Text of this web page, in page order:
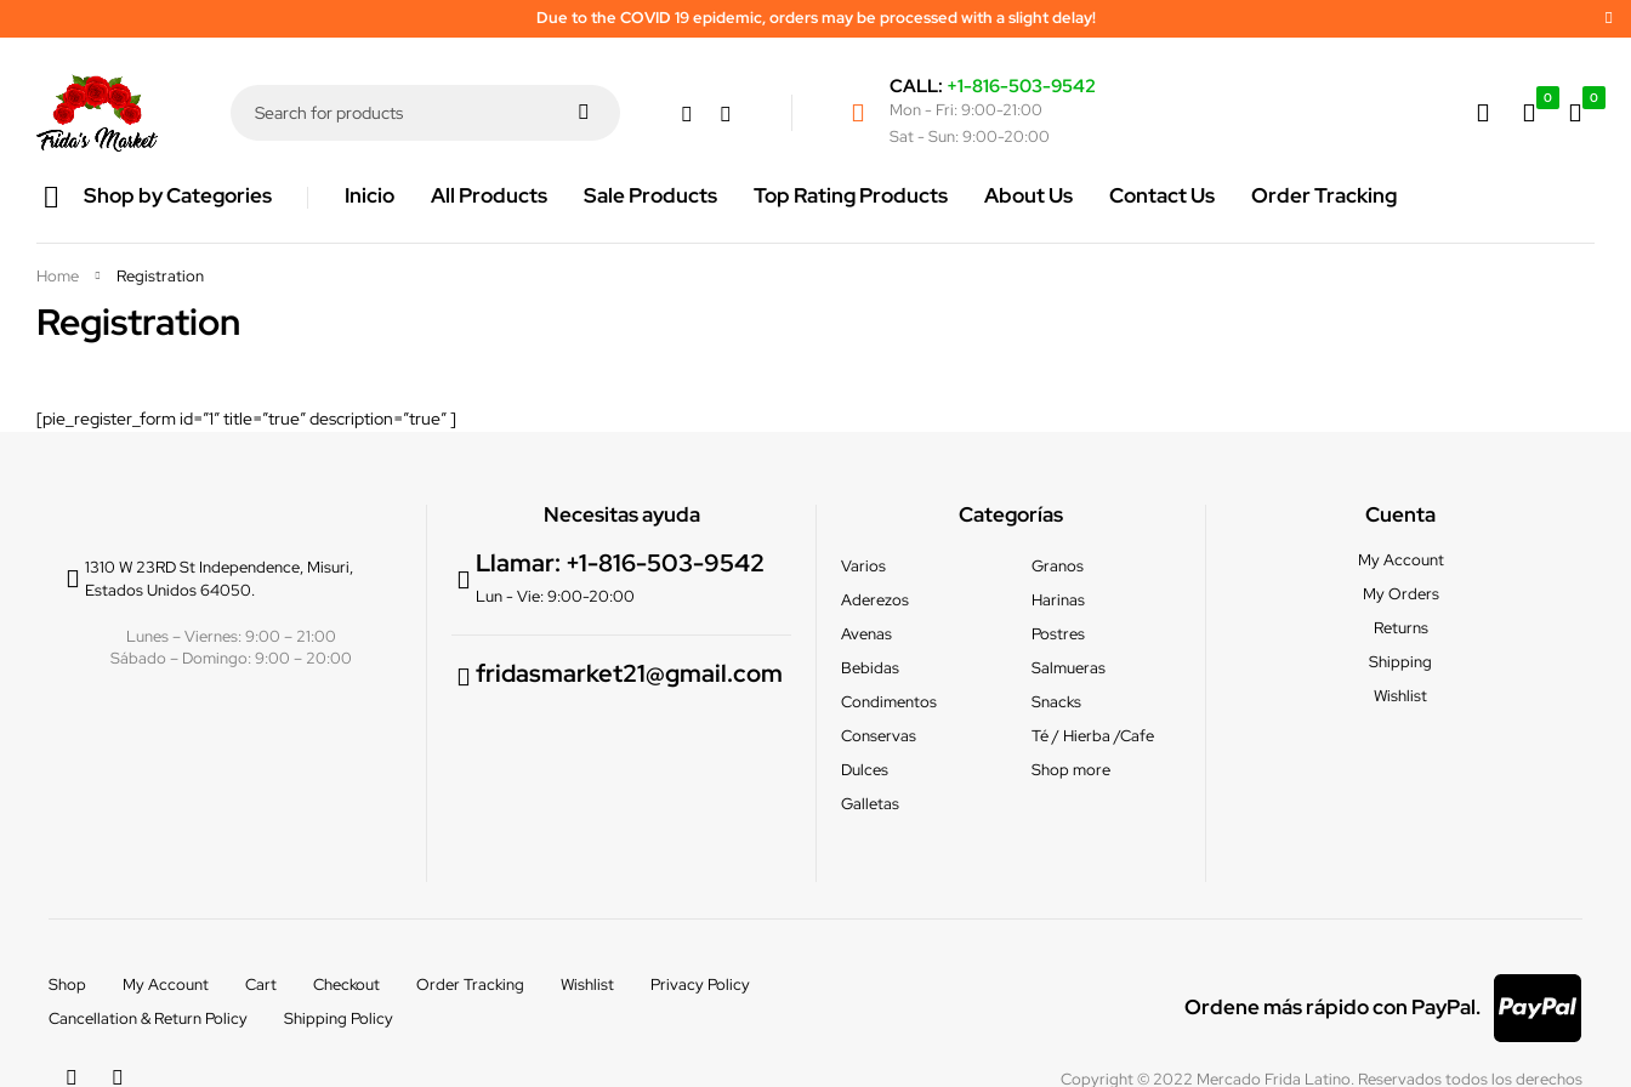
Due to the COVID 19 epidemic, orders may be processed with a slight delay!
CALL: +1-816-503-9542
Mon - Fri: 9:00-21:00
Sat - Sun: 9:00-20:00
0 0
Shop by Categories Inicio All Products Sale Products Top Rating Products About Us Contact Us Order Tracking
Registration
Home Registration
[pie_register_form id=”1″ title=”true” description=”true” ]
1310 W 23RD St Independence, Misuri,
Estados Unidos 64050.
Lunes – Viernes: 9:00 – 21:00
Sábado – Domingo: 9:00 – 20:00
Necesitas ayuda
Llamar: +1-816-503-9542
Lun - Vie: 9:00-20:00
fridasmarket21@gmail.com
Categorías
Varios
Aderezos
Avenas
Bebidas
Condimentos
Conservas
Dulces
Galletas
Granos
Harinas
Postres
Salmueras
Snacks
Té / Hierba /Cafe
Shop more
Cuenta
My Account
My Orders
Returns
Shipping
Wishlist
Shop My Account Cart Checkout Order Tracking Wishlist
Privacy Policy
Cancellation & Return Policy
Shipping Policy Ordene más rápido con PayPal.
Copyright © 2022 Mercado Frida Latino. Reservados todos los derechos